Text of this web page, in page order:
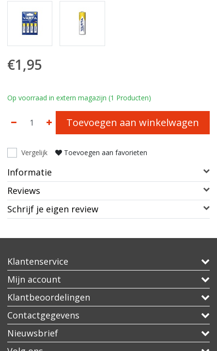
€1,95
Op voorraad in extern magazijn (1 Producten)
Toevoegen aan winkelwagen
Vergelijk Toevoegen aan favorieten
Informatie
Reviews
Schrijf je eigen review
Klantenservice
Mijn account
Klantbeoordelingen
Contactgegevens
Nieuwsbrief